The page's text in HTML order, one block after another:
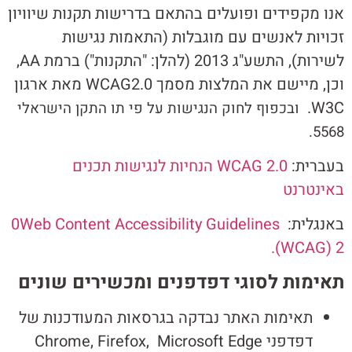
אנו מקפידים ופועלים בהתאם בדרישות תקנות שיוויון
זכויות לאנשים עם מוגבלות (התאמות נגישות
לשירות), התשע"ג 2013 (להלן: "התקנות") ברמת AA,
וכן, מיישם את המלצות מסמך WCAG2.0 מאת ארגון
W3C.
ובכפוף לחוק הנגישות על פי תו התקן הישראלי
5568.
בעברית:
WCAG 2.0 הנחיות לנגישות תכנים
באינטרנט
באנגלית: 0Web Content Accessibility Guidelines
(WCAG) 2.
תאימות לסוגי דפדפנים ומכשירים שונים
תאימות האתר נבדקה בגרסאות המעודכנות של
דפדפני Chrome, Firefox, Microsoft Edge